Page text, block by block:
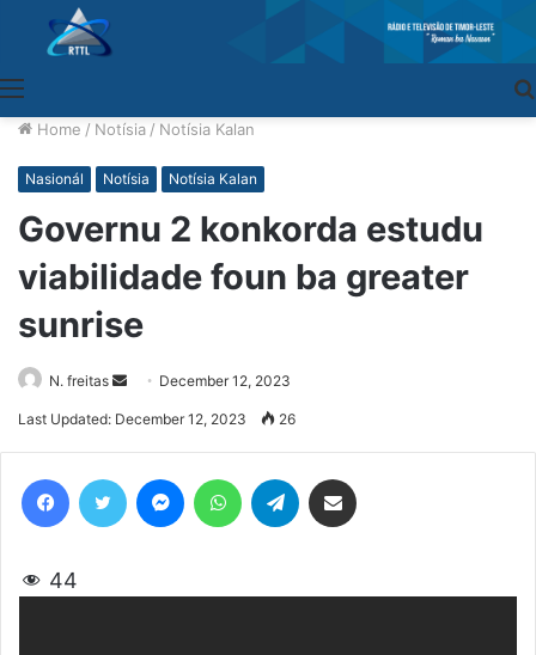
Home / Notísia / Notísia Kalan
Nasionál Notísia Notísia Kalan
Governu 2 konkorda estudu
viabilidade foun ba greater
sunrise
N. freitas
SendDecember 12, 2023
Last Updated: December 12, 2023 26
44